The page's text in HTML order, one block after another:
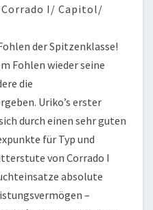
I/ Capitol/
der Spitzenklasse!
Fohlen wieder seine
die
Uriko’s erster
durch einen sehr guten
für Typ und
von Corrado I
absolute
–